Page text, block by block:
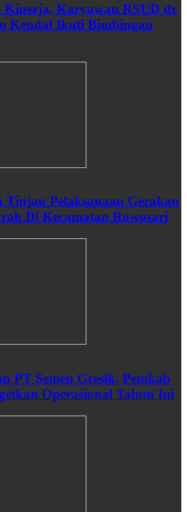
Kinerja, Karyawan RSUD dr
Kendal Ikuti Bimbingan
Pelaksanaan Gerakan
Di Kecamatan Rowosari
PT Semen Gresik, Pemkab
Operasional Tahun Ini